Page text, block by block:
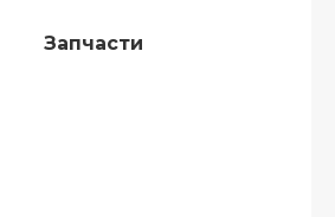
Запчасти